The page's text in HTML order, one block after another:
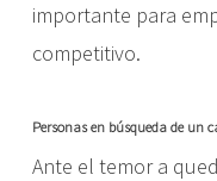
importante para
competitivo.
Personas en búsqueda de un
Ante el temor a